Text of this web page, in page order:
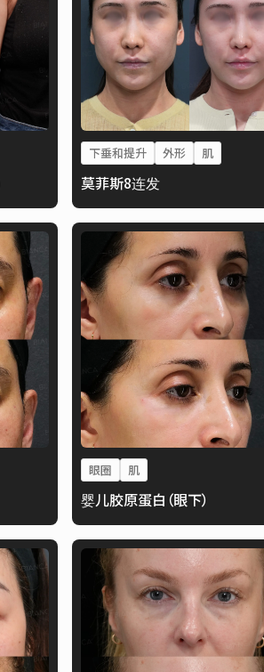
下垂和提升 外形 肌
莫菲斯8连发
眼圈 肌
婴儿胶原蛋白（眼下）